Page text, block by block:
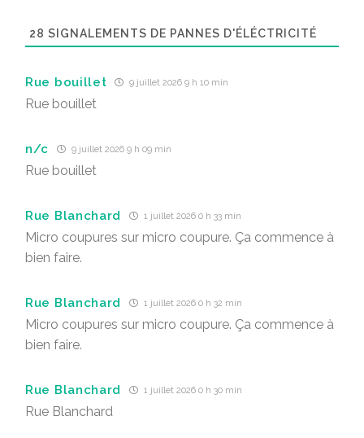
28 SIGNALEMENTS DE PANNES D'ÉLÉCTRICITÉ
Rue bouillet 9 juillet 2026 9 h 10 min
Rue bouillet
n/c 9 juillet 2026 9 h 09 min
Rue bouillet
Rue Blanchard 1 juillet 2026 0 h 33 min
Micro coupures sur micro coupure. Ça commence à
bien faire.
Rue Blanchard 1 juillet 2026 0 h 32 min
Micro coupures sur micro coupure. Ça commence à
bien faire.
Rue Blanchard 1 juillet 2026 0 h 30 min
Rue Blanchard